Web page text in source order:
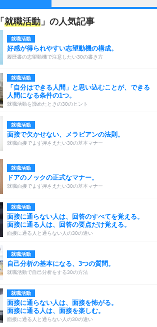
「 就職活動 」の人気記事
就職活動
好感が得られやすい志望動機の構成。
履歴書の志望動機で注意したい30の書き方
就職活動
「自分はできる人間」と思い込むことが、できる
人間になる条件の1つ。
就職活動を諦めたときの30のヒント
就職活動
面接で欠かせない、メラビアンの法則。
就職面接でまず押さえたい30の基本マナー
就職活動
ドアのノックの正式なマナー。
就職面接でまず押さえたい30の基本マナー
就職活動
面接に通らない人は、回答のすべてを覚える。
面接に通る人は、回答の要点だけ覚える。
面接に通る人と通らない人の30の違い
就職活動
自己分析の基本になる、3つの質問。
就職活動で自己分析をする30の方法
就職活動
面接に通らない人は、面接を怖がる。
面接に通る人は、面接を楽しむ。
面接に通る人と通らない人の30の違い